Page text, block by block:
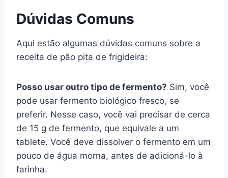
Dúvidas Comuns
Aqui estão algumas dúvidas comuns sobre a
receita de pão pita de frigideira:
Posso usar outro tipo de fermento? Sim, você
pode usar fermento biológico fresco, se
preferir. Nesse caso, você vai precisar de cerca
de 15 g de fermento, que equivale a um
tablete. Você deve dissolver o fermento em um
pouco de água morna, antes de adicioná-lo à
farinha.